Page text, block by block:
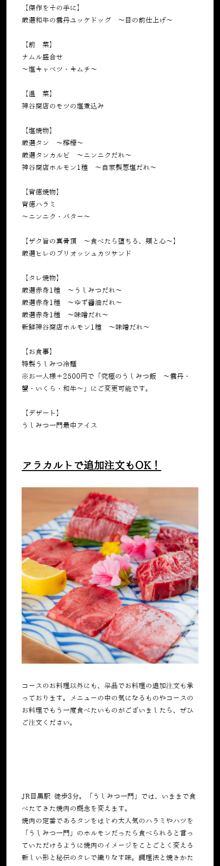
【傑作をその手に】
厳選和牛の雲丹ユッケドッグ 〜目の前仕上げ〜
【前 菜】
ナムル盛合せ
〜塩キャベツ・キムチ〜
【温 菜】
神谷商店のモツの塩煮込み
【塩焼物】
厳選タン 〜檸檬〜
厳選タンカルビ 〜ニンニクだれ〜
神谷商店ホルモン1種 〜自家製葱塩だれ〜
【背徳焼物】
背徳ハラミ
〜ニンニク・バター〜
【ザク旨の真骨頂 ～食べたら堕ちる、頬と心～】
厳選ヒレのブリオッシュカツサンド
【タレ焼物】
厳選赤身1種 〜うしみつだれ〜
厳選赤身1種 〜ゆず醤油だれ〜
厳選赤身1種 〜味噌だれ〜
新鮮神谷商店ホルモン1種 〜味噌だれ〜
【お食事】
特製うしみつ冷麺
※お一人様＋2500円で「究極のうしみつ飯 ～雲丹・
蟹・いくら・和牛～」にご変更可能です。
【デザート】
うしみつ一門最中アイス
アラカルトで追加注文もOK！
コースのお料理以外にも、単品でお料理の追加注文も承
っております。メニューの中の気になるものやコースの
お料理でもう一度食べたいものがございましたら、ぜひ
ご注文ください。
JR目黒駅 徒歩3分。「うしみつ一門」では、いままで食
べたてきた焼肉の概念を変えます。
焼肉の定番であるタンをはじめ大人気のハラミやハツを
「うしみつ一門」のホルモンだったら食べられると言っ
ていただけるように焼肉のイメージをことごとく変える
新しい形と秘伝のタレで織りなす味。調理法と焼きかた